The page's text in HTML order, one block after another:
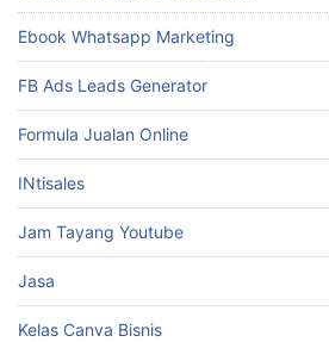
Ebook Whatsapp Marketing
FB Ads Leads Generator
Formula Jualan Online
INtisales
Jam Tayang Youtube
Jasa
Kelas Canva Bisnis